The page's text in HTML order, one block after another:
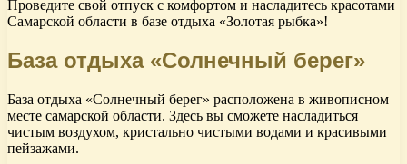
Проведите свой отпуск с комфортом и насладитесь красотами
Самарской области в базе отдыха «Золотая рыбка»!
База отдыха «Солнечный берег»
База отдыха «Солнечный берег» расположена в живописном
месте самарской области. Здесь вы сможете насладиться
чистым воздухом, кристально чистыми водами и красивыми
пейзажами.